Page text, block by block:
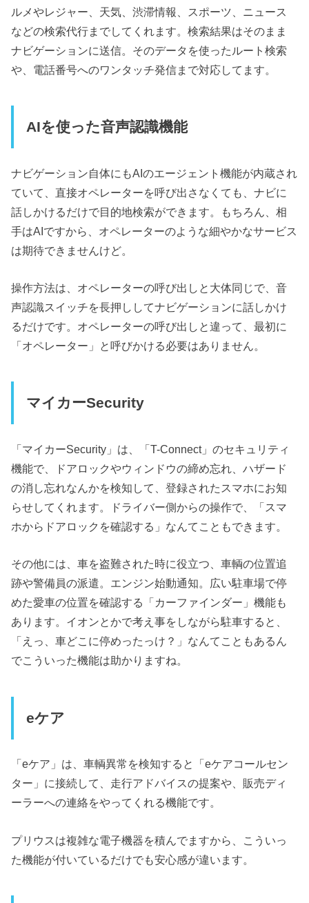
ルメやレジャー、天気、渋滞情報、スポーツ、ニュース
などの検索代行までしてくれます。検索結果はそのまま
ナビゲーションに送信。そのデータを使ったルート検索
や、電話番号へのワンタッチ発信まで対応してます。
AIを使った音声認識機能
ナビゲーション自体にもAIのエージェント機能が内蔵され
ていて、直接オペレーターを呼び出さなくても、ナビに
話しかけるだけで目的地検索ができます。もちろん、相
手はAIですから、オペレーターのような細やかなサービス
は期待できませんけど。
操作方法は、オペレーターの呼び出しと大体同じで、音
声認識スイッチを長押ししてナビゲーションに話しかけ
るだけです。オペレーターの呼び出しと違って、最初に
「オペレーター」と呼びかける必要はありません。
マイカーSecurity
「マイカーSecurity」は、「T-Connect」のセキュリティ
機能で、ドアロックやウィンドウの締め忘れ、ハザード
の消し忘れなんかを検知して、登録されたスマホにお知
らせしてくれます。ドライバー側からの操作で、「スマ
ホからドアロックを確認する」なんてこともできます。
その他には、車を盗難された時に役立つ、車輌の位置追
跡や警備員の派遣。エンジン始動通知。広い駐車場で停
めた愛車の位置を確認する「カーファインダー」機能も
あります。イオンとかで考え事をしながら駐車すると、
「えっ、車どこに停めったっけ？」なんてこともあるん
でこういった機能は助かりますね。
eケア
「eケア」は、車輌異常を検知すると「eケアコールセン
ター」に接続して、走行アドバイスの提案や、販売ディ
ーラーへの連絡をやってくれる機能です。
プリウスは複雑な電子機器を積んでますから、こういっ
た機能が付いているだけでも安心感が違います。